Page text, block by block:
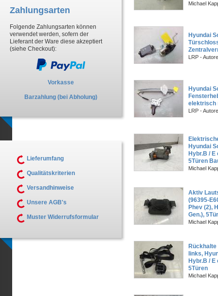
Michael
Hyundai
LRP -
Hyundai
elektrisch
LRP -
Hyundai
Hybr.B / E
5Türen
Michael
Aktiv
(96395-
Phev (2),
Gen.),
Michael
links,
Hybr.B / E
5Türen
Michael
Zahlungsarten
Folgende Zahlungsarten können
verwendet werden, sofern der
Lieferant der Ware diese akzeptiert
(siehe Checkout):
Vorkasse
Barzahlung (bei Abholung)
Lieferumfang
Qualitätskriterien
Versandhinweise
Unsere AGB's
Muster Widerrufsformular